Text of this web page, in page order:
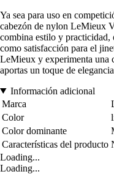
Ya sea para uso en
cabezón de nylon LeMieux
combina estilo y
como satisfacción para el
LeMieux y experimenta una
aportas un toque de
Información adicional
Marca
Color
Color dominante
Características del producto
Loading...
Loading...